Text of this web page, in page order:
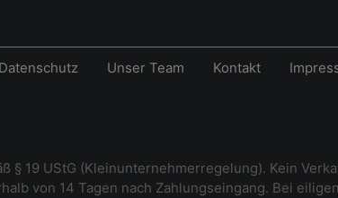
Datenschutz Unser Team Kontakt
19 UStG (Kleinunternehmerregelung). Kein
von 14 Tagen nach Zahlungseingang. Bei